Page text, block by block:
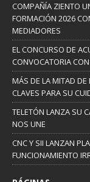
COMPAÑÍA ZIENTO
FORMACIÓN 2026
MEDIADORES
EL CONCURSO DE
CONVOCATORIA
MÁS DE LA MITAD
CLAVES PARA SU
TELETÓN LANZA SU
NOS UNE
CNC Y SII LANZAN
FUNCIONAMIENTO